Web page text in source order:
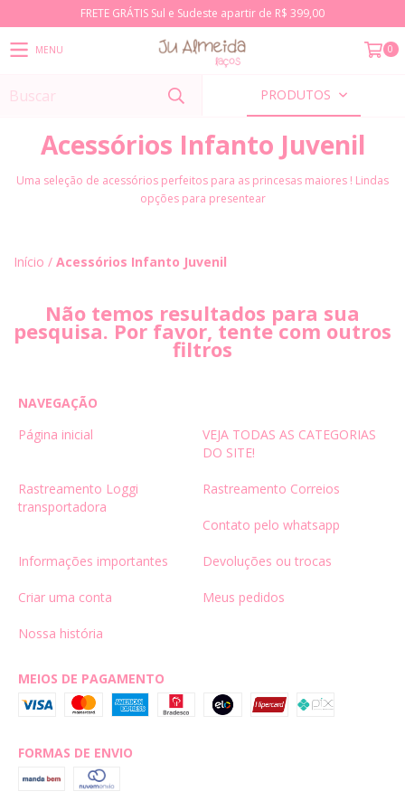
FRETE GRÁTIS Sul e Sudeste apartir de R$ 399,00
MENU 0
PRODUTOS
Acessórios Infanto Juvenil
Uma seleção de acessórios perfeitos para as princesas maiores ! Lindas
opções para presentear
Início / Acessórios Infanto Juvenil
Não temos resultados para sua
pesquisa. Por favor, tente com outros
filtros
NAVEGAÇÃO
Página inicial
VEJA TODAS AS CATEGORIAS
DO SITE!
Rastreamento Loggi
transportadora
Rastreamento Correios
Contato pelo whatsapp
Informações importantes Devoluções ou trocas
Criar uma conta Meus pedidos
Nossa história
MEIOS DE PAGAMENTO
FORMAS DE ENVIO